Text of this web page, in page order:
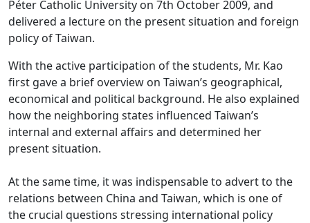
Péter Catholic University on 7th October 2009, and
delivered a lecture on the present situation and foreign
policy of Taiwan.
With the active participation of the students, Mr. Kao
first gave a brief overview on Taiwan’s geographical,
economical and political background. He also explained
how the neighboring states influenced Taiwan’s
internal and external affairs and determined her
present situation.
At the same time, it was indispensable to advert to the
relations between China and Taiwan, which is one of
the crucial questions stressing international policy